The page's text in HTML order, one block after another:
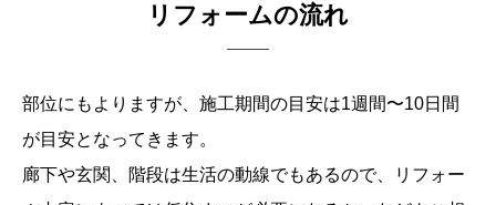
リフォームの流れ
部位にもよりますが、施工期間の目安は1週間〜10日間
が目安となってきます。
廊下や玄関、階段は生活の動線でもあるので、リフォー